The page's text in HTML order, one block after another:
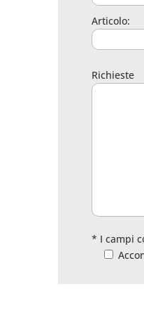
Articolo:
Richieste
* I campi